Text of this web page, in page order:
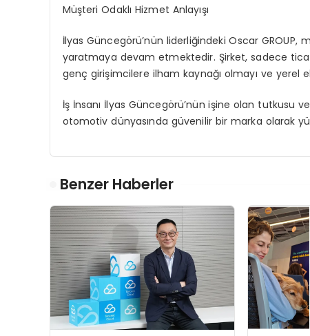
Müşteri Odaklı Hizmet Anlayışı
İlyas Güncegörü’nün liderliğindeki Oscar
yaratmaya devam etmektedir. Şirket, sadece
genç girişimcilere ilham kaynağı olmayı ve yerel
İş İnsanı İlyas Güncegörü’nün işine olan tutkusu
otomotiv dünyasında güvenilir bir marka olarak
Benzer Haberler